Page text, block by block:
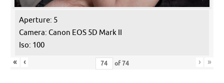
Aperture: 5
Camera: Canon EOS 5D Mark II
Iso: 100
«
‹ of74 › »